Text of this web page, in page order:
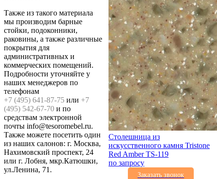
Также из такого материала
мы производим барные
стойки, подоконники,
раковины, а также различные
покрытия для
административных и
коммерческих помещений.
Подробности уточняйте у
наших менеджеров по
телефонам
+7 (495) 641-87-75 или +7
(495) 542-67-70 и по
средствам электронной
почты info@tesoromebel.ru.
Также можете посетить один
из наших салонов: г. Москва,
Нахимовский проспект, 24
или г. Лобня, мкр.Катюшки,
ул.Ленина, 71.
Столешница из
искусственного камня Tristone
Red Amber TS-119
по запросу
Заказать звонок